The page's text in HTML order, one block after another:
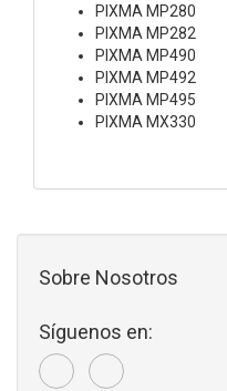
PIXMA MP280
PIXMA MP282
PIXMA MP490
PIXMA MP492
PIXMA MP495
PIXMA MX330
Sobre Nosotros
Síguenos en: